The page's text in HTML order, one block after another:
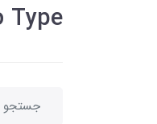
Type